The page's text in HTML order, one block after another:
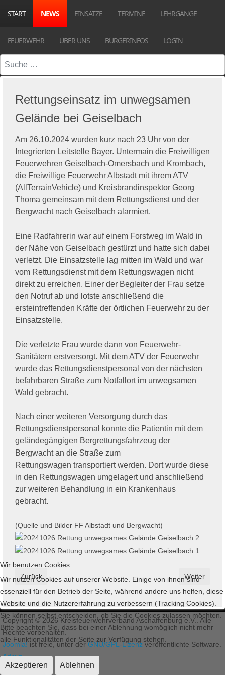
START NEWS EINSÄTZE TERMINE LEHRGÄNGE
FEUERWEHR ÜBER UNS BÜRGERINFOS LOGIN
Suchen
Rettungseinsatz im unwegsamen
Gelände bei Geiselbach
Am 26.10.2024 wurden kurz nach 23 Uhr von der
Integrierten Leitstelle Bayer. Untermain die Freiwilligen
Feuerwehren Geiselbach-Omersbach und Krombach,
die Freiwillige Feuerwehr Albstadt mit ihrem ATV
(AllTerrainVehicle) und Kreisbrandinspektor Georg
Thoma gemeinsam mit dem Rettungsdienst und der
Bergwacht nach Geiselbach alarmiert.
Eine Radfahrerin war auf einem Forstweg im Wald in
der Nähe von Geiselbach gestürzt und hatte sich dabei
verletzt. Die Einsatzstelle lag mitten im Wald und war
vom Rettungsdienst mit dem Rettungswagen nicht
direkt zu erreichen. Einer der Begleiter der Frau setze
den Notruf ab und lotste anschließend die
ersteintreffenden Kräfte der örtlichen Feuerwehr zu der
Einsatzstelle.
Die verletzte Frau wurde dann von Feuerwehr-
Sanitätern erstversorgt. Mit dem ATV der Feuerwehr
wurde das Rettungsdienstpersonal von der nächsten
befahrbaren Straße zum Notfallort im unwegsamen
Wald gebracht.
Nach einer weiteren Versorgung durch das
Rettungsdienstpersonal konnte die Patientin mit dem
geländegängigen Bergrettungsfahrzeug der
Bergwacht an die Straße zum
Rettungswagen transportiert werden. Dort wurde diese
in den Rettungswagen umgelagert und anschließend
zur weiteren Behandlung in ein Krankenhaus
gebracht.
(Quelle und Bilder FF Albstadt und Bergwacht)
Vorheriger Beitrag: Neuer Imagefilm der Staatlichen
Zurück Nächster
Weiter
Copyright © 2026 Kreisfeuerwehrverband Aschaffenburg e.V.. Alle
Rechte vorbehalten.
Joomla!ist freie, unter derGNU/GPL-Lizenzveröffentlichte Software.
Admin
Impressum
Wir benutzen Cookies
Wir nutzen Cookies auf unserer Website. Einige von ihnen sind
essenziell für den Betrieb der Seite, während andere uns helfen, diese
Website und die Nutzererfahrung zu verbessern (Tracking Cookies).
Sie können selbst entscheiden, ob Sie die Cookies zulassen möchten.
Bitte beachten Sie, dass bei einer Ablehnung womöglich nicht mehr
alle Funktionalitäten der Seite zur Verfügung stehen.
Akzeptieren Ablehnen